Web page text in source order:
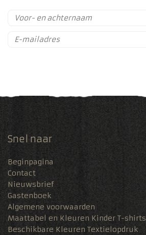
Snel naar
Beginpagina
Contact
Nieuwsbrief
Gastenboek
Algemene voorwaarden
Maattabel en Kleuren Kinder T-shirts
Beschikbare Kleuren Textielopdruk